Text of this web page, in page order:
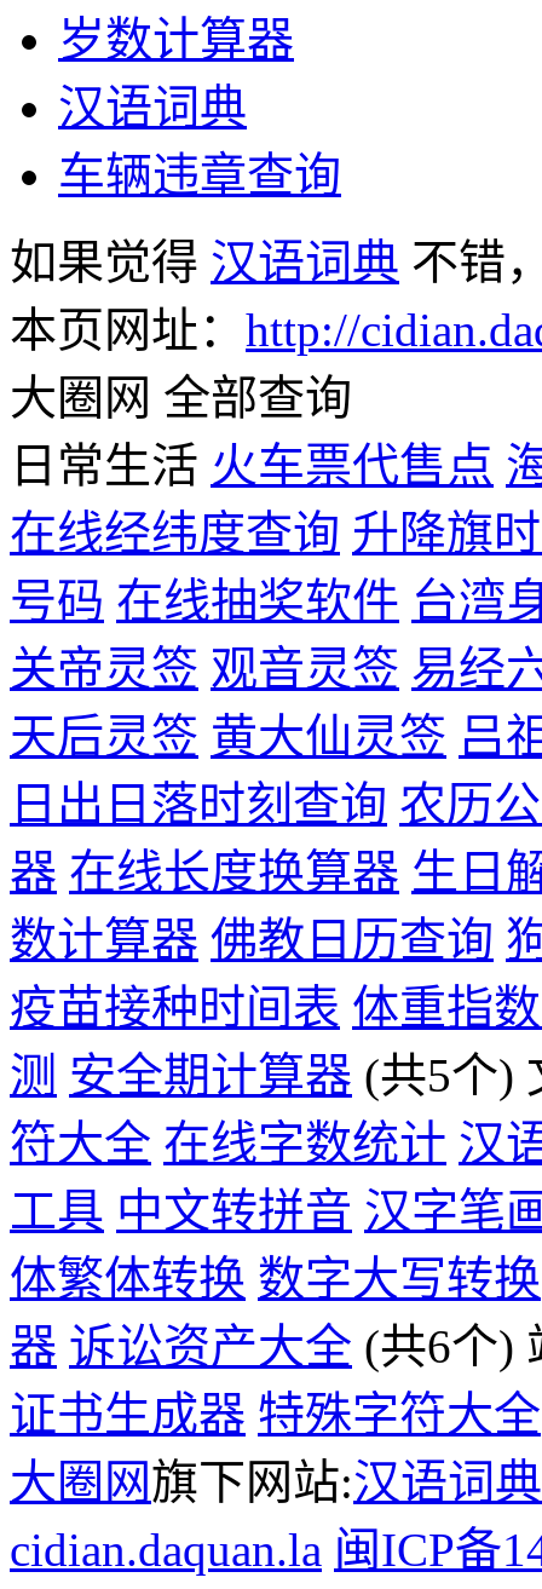
岁数计算器
汉语词典
车辆违章查询
如果觉得 汉语词典 不错
本页网址： http://
大圈网 全部查询
日常生活 火车票代售点
在线经纬度查询 升降旗
号码 在线抽奖软件 台湾
关帝灵签 观音灵签 易经
天后灵签 黄大仙灵签 吕
日出日落时刻查询 农历
器 在线长度换算器 生日
数计算器 佛教日历查询
疫苗接种时间表 体重指
测 安全期计算器 (共5个)
符大全 在线字数统计 汉
工具 中文转拼音 汉字笔
体繁体转换 数字大写转换
器 诉讼资产大全 (共6个)
证书生成器 特殊字符大全
大圈网旗下网站:汉语词典
cidian.daquan.la 闽ICP备